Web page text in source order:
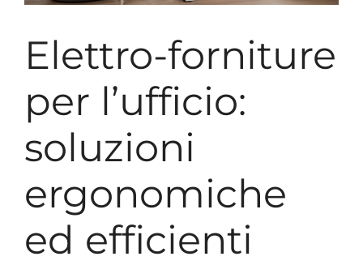
Elettro-forniture
per l’ufficio:
soluzioni
ergonomiche
ed efficienti